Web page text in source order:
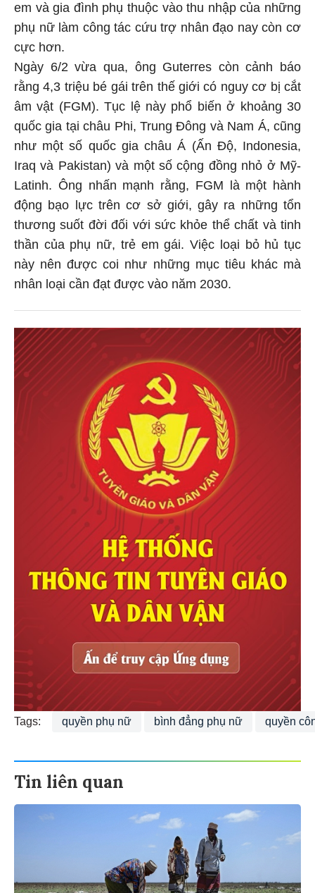
em và gia đình phụ thuộc vào thu nhập của những
phụ nữ làm công tác cứu trợ nhân đạo nay còn cơ
cực hơn.
Ngày 6/2 vừa qua, ông Guterres còn cảnh báo
rằng 4,3 triệu bé gái trên thế giới có nguy cơ bị cắt
âm vật (FGM). Tục lệ này phổ biến ở khoảng 30
quốc gia tại châu Phi, Trung Đông và Nam Á, cũng
như một số quốc gia châu Á (Ấn Độ, Indonesia,
Iraq và Pakistan) và một số cộng đồng nhỏ ở Mỹ-
Latinh. Ông nhấn mạnh rằng, FGM là một hành
động bạo lực trên cơ sở giới, gây ra những tổn
thương suốt đời đối với sức khỏe thể chất và tinh
thần của phụ nữ, trẻ em gái. Việc loại bỏ hủ tục
này nên được coi như những mục tiêu khác mà
nhân loại cần đạt được vào năm 2030.
Tags: quyền phụ nữ bình đẳng phụ nữ quyền
Tin liên quan